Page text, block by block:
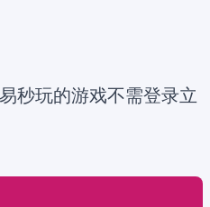
秒玩的游戏不需登录立